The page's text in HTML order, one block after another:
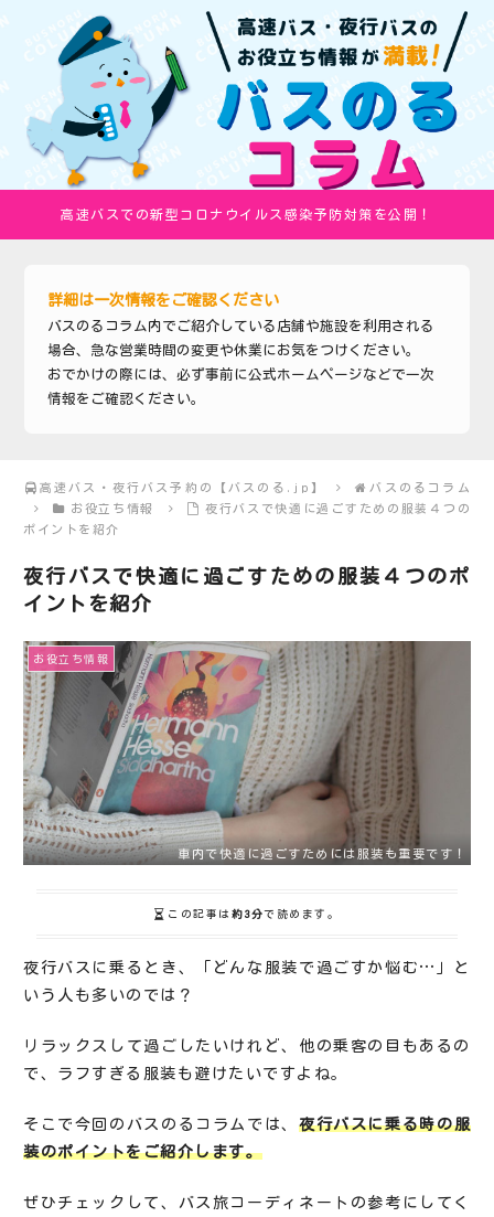
高速バスでの新型コロナウイルス感染予防対策を公開！
詳細は一次情報をご確認ください
バスのるコラム内でご紹介している店舗や施設を利用される
場合、急な営業時間の変更や休業にお気をつけください。
おでかけの際には、必ず事前に公式ホームページなどで一次
情報をご確認ください。
高速バス・夜行バス予約の【バスのる.jp】
バスのるコラム
お役立ち情報
夜行バスで快適に過ごすための服装４つの
ポイントを紹介
夜行バスで快適に過ごすための服装４つのポ
イントを紹介
お役立ち情報
車内で快適に過ごすためには服装も重要です！
この記事は 約3分で読めます。
夜行バスに乗るとき、「どんな服装で過ごすか悩む…」と
いう人も多いのでは？
リラックスして過ごしたいけれど、他の乗客の目もあるの
で、ラフすぎる服装も避けたいですよね。
そこで今回のバスのるコラムでは、 夜行バスに乗る時の服
装のポイントをご紹介します。
ぜひチェックして、バス旅コーディネートの参考にしてく